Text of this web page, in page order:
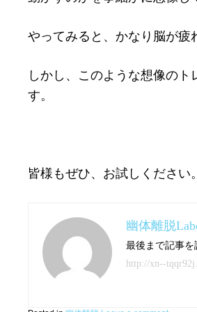
やってみると、かなり脳が疲
しかし、このような想像の
す。
皆様もぜひ、お試しください。
幽体離脱
最後まで記事を
http://xn--